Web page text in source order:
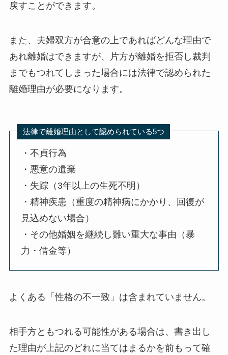
戻すことができます。
また、夫婦双方が合意の上であればどんな理由で
あれ離婚はできますが、片方が離婚を拒否し裁判
までもつれてしまった場合には法律で認められた
離婚理由が必要になります。
法律で離婚理由として認められている5つ
・不貞行為
・悪意の遺棄
・失踪（3年以上の生死不明）
・精神疾患（重度の精神病にかかり、回復が
見込めない場合）
・その他婚姻を継続し難い重大な事由（暴
力・借金等）
よくある「性格の不一致」は含まれていません。
相手方ともつれる可能性がある場合は、書き出し
た理由が上記のどれに当てはまるかを前もって確